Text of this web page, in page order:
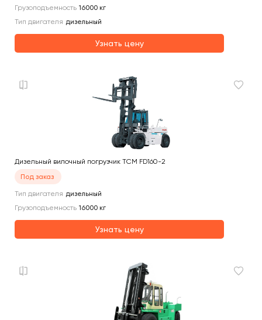
Грузоподъемность 16000 кг
Тип двигателя дизельный
Узнать цену
Дизельный вилочный погрузчик TCM FD160-2
Под заказ
Тип двигателя дизельный
Грузоподъемность 16000 кг
Узнать цену